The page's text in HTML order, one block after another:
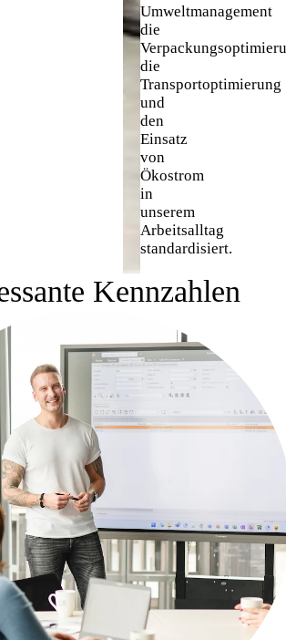
Umweltmanagement
die
die
Transportoptimierung
und
den
Einsatz
von
Ökostrom
in
unserem
Arbeitsalltag
standardisiert.
Kennzahlen